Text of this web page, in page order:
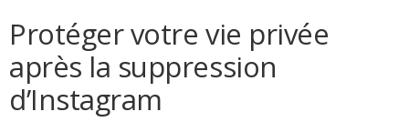
Protéger votre vie privée
après la suppression
d’Instagram